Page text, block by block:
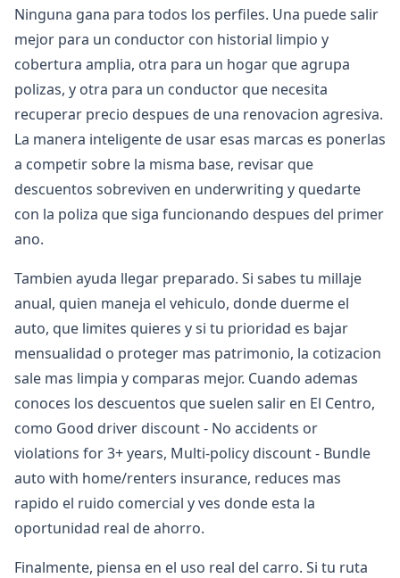
Ninguna gana para todos los perfiles. Una puede salir
mejor para un conductor con historial limpio y
cobertura amplia, otra para un hogar que agrupa
polizas, y otra para un conductor que necesita
recuperar precio despues de una renovacion agresiva.
La manera inteligente de usar esas marcas es ponerlas
a competir sobre la misma base, revisar que
descuentos sobreviven en underwriting y quedarte
con la poliza que siga funcionando despues del primer
ano.
Tambien ayuda llegar preparado. Si sabes tu millaje
anual, quien maneja el vehiculo, donde duerme el
auto, que limites quieres y si tu prioridad es bajar
mensualidad o proteger mas patrimonio, la cotizacion
sale mas limpia y comparas mejor. Cuando ademas
conoces los descuentos que suelen salir en El Centro,
como Good driver discount - No accidents or
violations for 3+ years, Multi-policy discount - Bundle
auto with home/renters insurance, reduces mas
rapido el ruido comercial y ves donde esta la
oportunidad real de ahorro.
Finalmente, piensa en el uso real del carro. Si tu ruta